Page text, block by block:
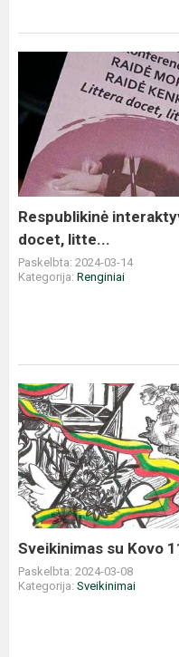
Respublikinė
interaktyvi
konferencija
„Littera
docet,
litte...
Respublikinė
docet, litte...
Paskelbta: 2024-03-14
Kategorija: Renginiai
Sveikinimas
su
Kovo
11-
ąja
Sveikinimas su Kovo
Paskelbta: 2024-03-08
Kategorija: Sveikinimai